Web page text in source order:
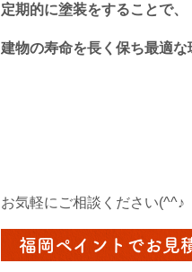
定期的に塗装をすることで、
建物の寿命を長く保ち最適な
お気軽にご相談ください(^^♪
福岡ペイントでお見